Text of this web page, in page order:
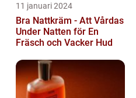
11 januari 2024
Bra Nattkräm - Att Vårdas
Under Natten för En
Fräsch och Vacker Hud